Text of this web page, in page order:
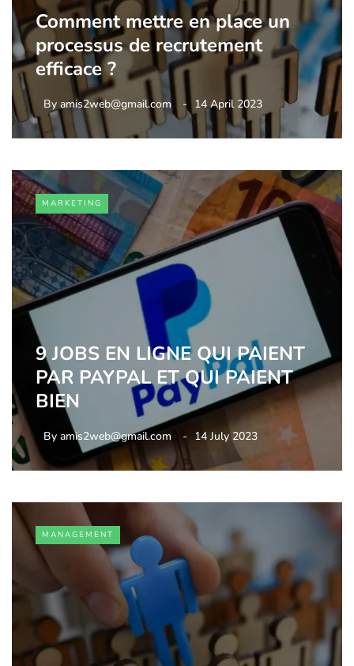
Comment mettre en place un
processus de recrutement
efficace ?
By amis2web@gmail.com 14 April 2023
MARKETING
9 JOBS EN LIGNE QUI PAIENT
PAR PAYPAL ET QUI PAIENT
BIEN
By amis2web@gmail.com 14 July 2023
MANAGEMENT